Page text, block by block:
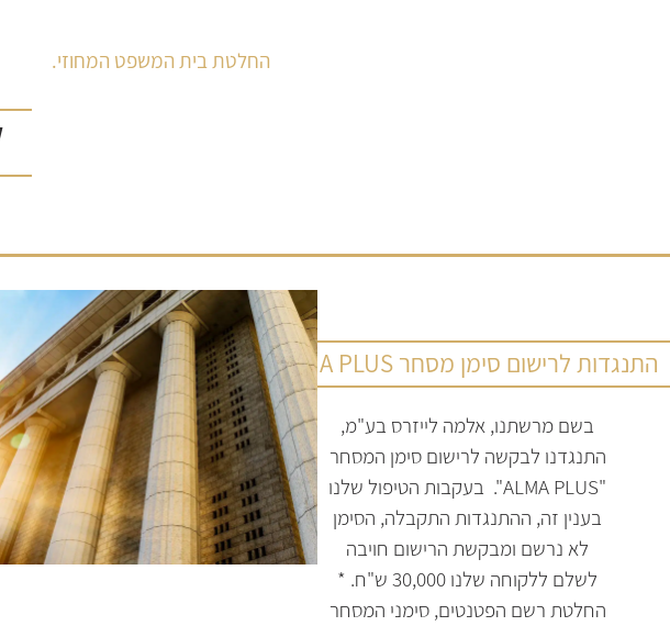
החלטת בית המשפט המחוזי.
התנגדות לרישום סימן מסחר ALMA PLUS
בשם מרשתנו, אלמה לייזרס בע"מ,
התנגדנו לבקשה לרישום סימן המסחר
"ALMA PLUS". בעקבות הטיפול שלנו
בענין זה, ההתנגדות התקבלה, הסימן
לא נרשם ומבקשת הרישום חויבה
לשלם ללקוחה שלנו 30,000 ש"ח. *
החלטת רשם הפטנטים, סימני המסחר